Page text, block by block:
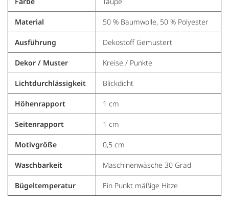
Material 50 % Baumwolle, 50 % Polyester
Ausführung Dekostoff Gemustert
Dekor / Muster Kreise / Punkte
Lichtdurchlässigkeit Blickdicht
Höhenrapport 1 cm
Seitenrapport 1 cm
Motivgröße 0,5 cm
Waschbarkeit Maschinenwäsche 30 Grad
Bügeltemperatur Ein Punkt mäßige Hitze